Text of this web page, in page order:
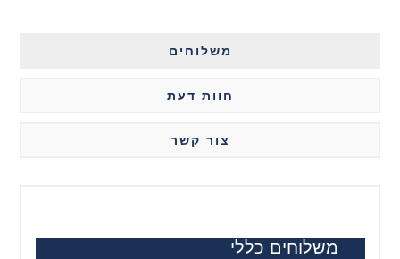
משלוחים
חוות דעת
צור קשר
משלוחים כללי